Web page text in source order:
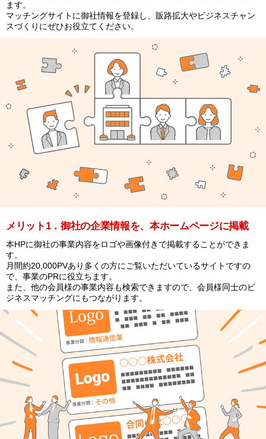
ます。
マッチングサイトに御社情報を登録し、販路拡大やビジネスチャン
スづくりにぜひお役立てください。
メリット1．御社の企業情報を、本ホームページに掲載
本HPに御社の事業内容をロゴや画像付きで掲載することができま
す。
月間約20,000PVあり多くの方にご覧いただいているサイトですの
で、事業のPRに役立ちます。
また、他の会員様の事業内容も検索できますので、会員様同士のビ
ジネスマッチングにもつながります。